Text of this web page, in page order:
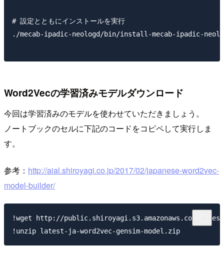
# 設定とともにインストールを実行
./mecab-ipadic-neologd/bin/install-mecab-ipadic-
Word2Vecの学習済みモデルダウンロード
今回は学習済みのモデルを使わせていただきましょう。
ノートブックのセルに下記のコードをコピペして実行しま
す。
参考： http://aial.shiroyagi.co.jp/2017/02/japanese-word2vec-
model-builder/
!wget http://public.shiroyagi.s3.amazonaws.com/